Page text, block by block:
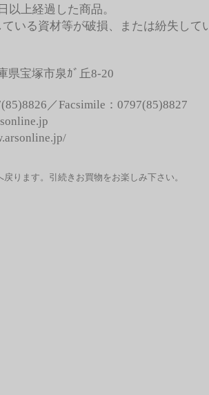
上経過した商品。
いる資材等が破損、または紛失して
宝塚市泉ｶﾞ丘8-20
／Facsimile：0797(85)8827
戻ります。引続きお買物をお楽しみ下さい。